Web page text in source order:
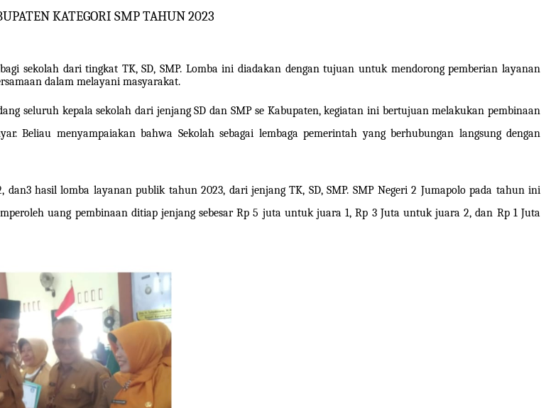
KATEGORI SMP TAHUN 2023
sekolah dari tingkat TK, SD, SMP. Lomba ini diadakan dengan tujuan untuk mendorong pemberian layanan
dalam melayani masyarakat.
seluruh kepala sekolah dari jenjang SD dan SMP se Kabupaten, kegiatan ini bertujuan melakukan pembinaan
Beliau menyampaiakan bahwa Sekolah sebagai lembaga pemerintah yang berhubungan langsung dengan
hasil lomba layanan publik tahun 2023, dari jenjang TK, SD, SMP. SMP Negeri 2 Jumapolo pada tahun ini
uang pembinaan ditiap jenjang sebesar Rp 5 juta untuk juara 1, Rp 3 Juta untuk juara 2, dan Rp 1 Juta